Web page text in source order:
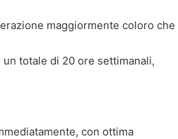
maggiormente coloro che
totale di 20 ore settimanali,
con ottima